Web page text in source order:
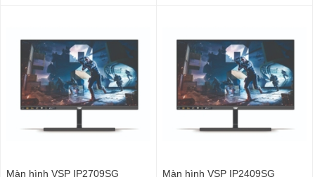
Màn hình VSP IP2709SG Màn hình VSP IP2409SG